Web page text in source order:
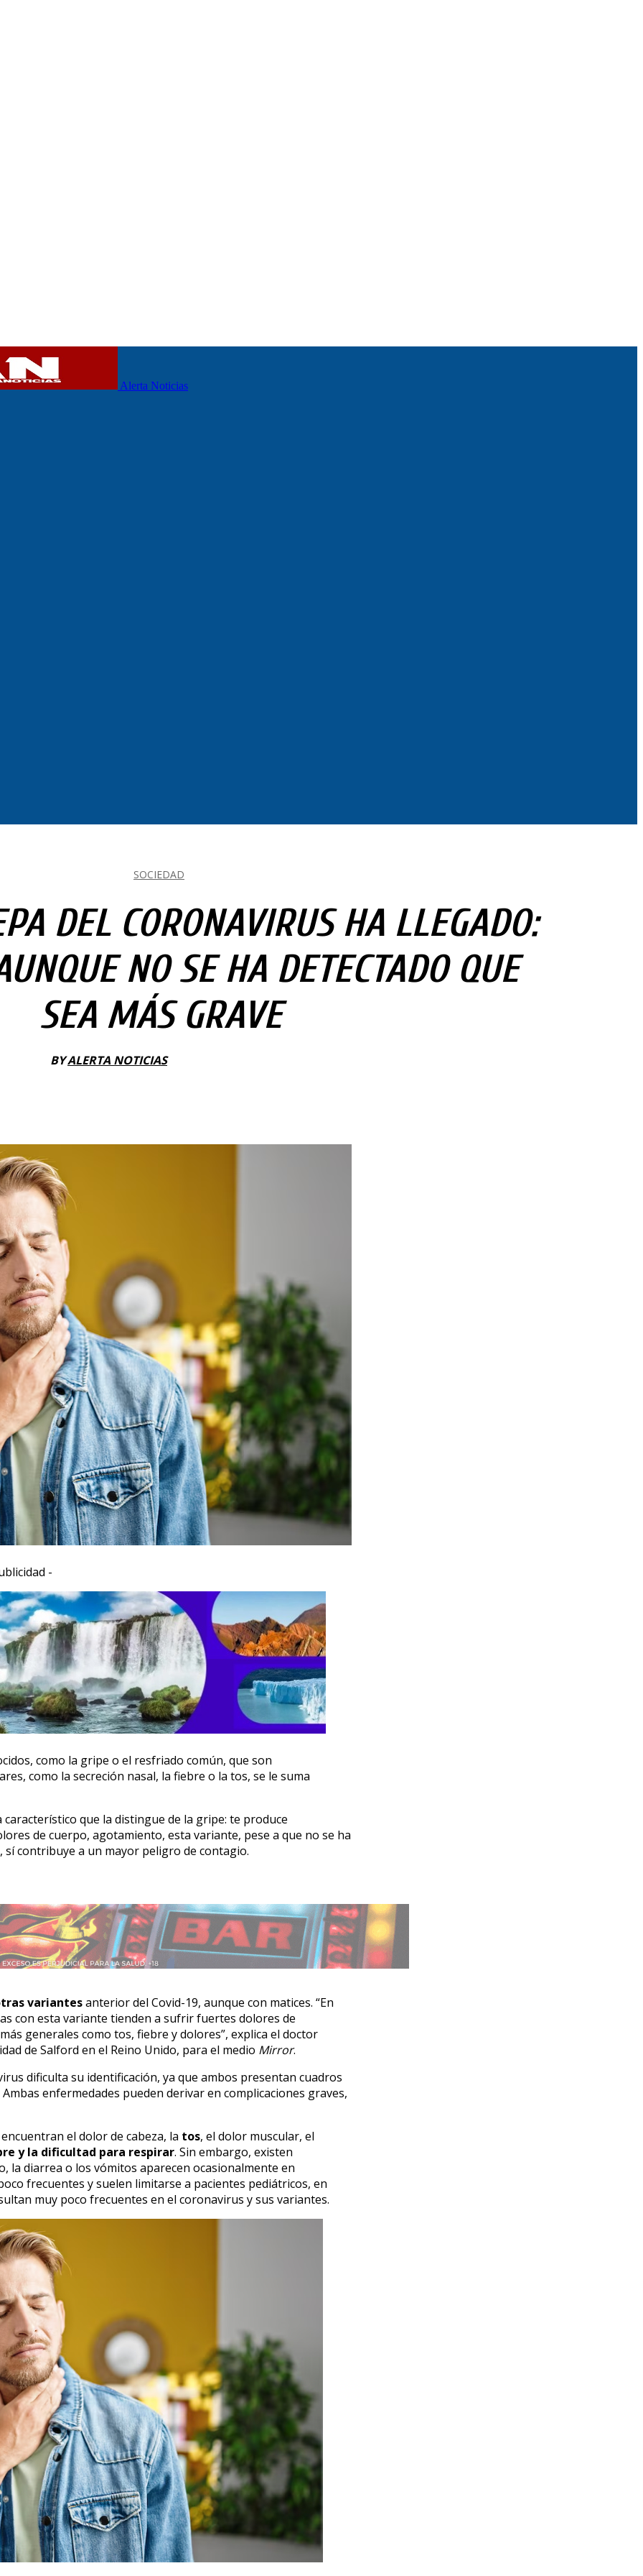
Alerta Noticias
SOCIEDAD
DEL CORONAVIRUS HA LLEGADO:
NO SE HA DETECTADO QUE
SEA MÁS GRAVE
BYALERTA NOTICIAS
-
como la gripe o el resfriado común, que son
como la secreción nasal, la fiebre o la tos, se le suma
que la distingue de la gripe: te produce
de cuerpo, agotamiento, esta variante, pese a que no se ha
contribuye a un mayor peligro de contagio.
variantesanterior del Covid-19, aunque con matices. “En
con esta variante tienden a sufrir fuertes dolores de
generales como tos, fiebre y dolores”, explica el doctor
de Salford en el Reino Unido, para el medio Mirror.
dificulta su identificación, ya que ambos presentan cuadros
enfermedades pueden derivar en complicaciones graves,
el dolor de cabeza, la tos, el dolor muscular, el
y la dificultad para respirar. Sin embargo, existen
la diarrea o los vómitos aparecen ocasionalmente en
frecuentes y suelen limitarse a pacientes pediátricos, en
muy poco frecuentes en el coronavirus y sus variantes.